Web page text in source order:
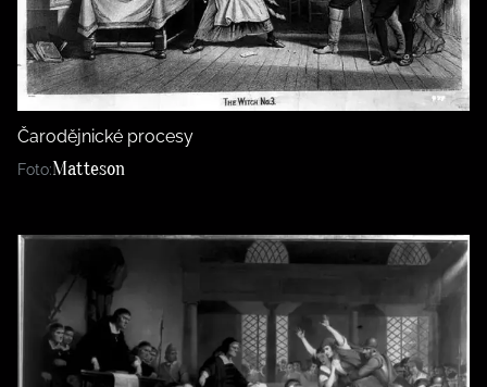
Čarodějnické procesy
Foto:Matteson